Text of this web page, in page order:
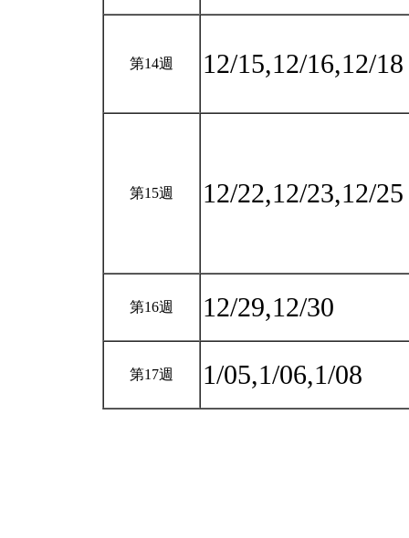
第14週 12/15,12/16,12/
第15週 12/22,12/23,12/
第16週 12/29,12/30
第17週 1/05,1/06,1/08